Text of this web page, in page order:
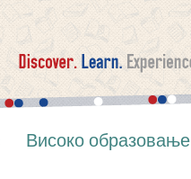
Високо образовање